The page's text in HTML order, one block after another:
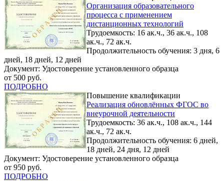
Организация образовательного
процесса с применением
дистанционных технологий
Трудоемкость: 16 ак.ч., 36 ак.ч., 108
ак.ч., 72 ак.ч.
Продолжительность обучения: 3 дня, 6
дней, 18 дней, 12 дней
Документ: Удостоверение установленного образца
от 500 руб.
ПОДРОБНО
Повышение квалификации
Реализация обновлённых ФГОС во
внеурочной деятельности
Трудоемкость: 36 ак.ч., 108 ак.ч., 144
ак.ч., 72 ак.ч.
Продолжительность обучения: 6 дней,
18 дней, 24 дня, 12 дней
Документ: Удостоверение установленного образца
от 950 руб.
ПОДРОБНО